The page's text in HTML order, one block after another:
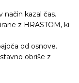
način kazal čas.
z HRASTOM, ki
od osnove.
obriše z